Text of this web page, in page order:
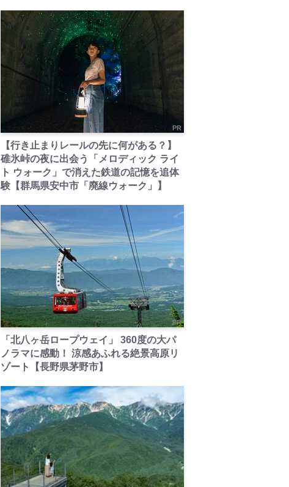
PR
【行き止まりレールの先に何がある？】
碓氷峠の夜に出会う「メロディック ライ
ト ウォーク」で消えた鉄道の記憶を追体
験【群馬県安中市「廃線ウォーク」】
PR
「北八ヶ岳ロープウェイ」 360度の大パ
ノラマに感動！ 涼感あふれる絶景高原リ
ゾート【長野県茅野市】